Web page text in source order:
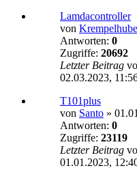
Lamdacontroller
von
Antworten: 0
Zugriffe: 20692
Letzter Beitrag
02.03.2023,
T101plus
von Santo »
Antworten: 0
Zugriffe: 23119
Letzter Beitrag
01.01.2023,